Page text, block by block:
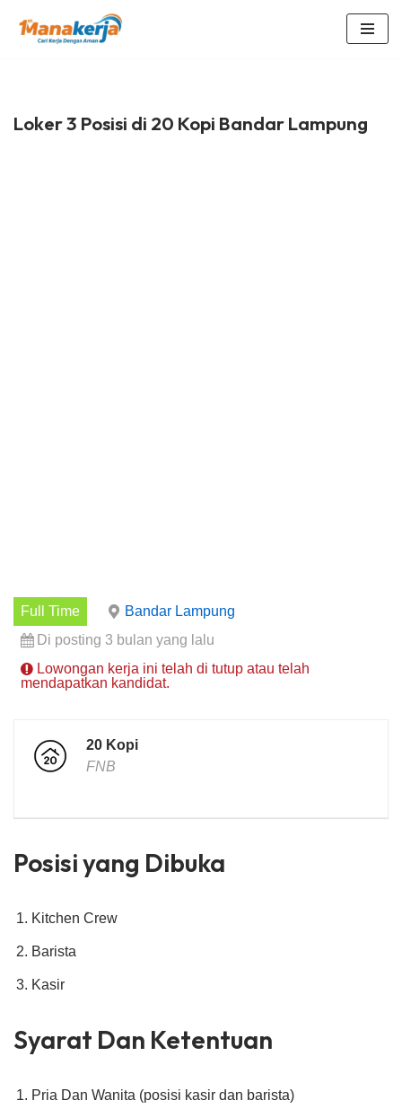
Loker 3 Posisi di 20 Kopi Bandar Lampung
Full Time
Bandar Lampung
Di posting 3 bulan yang lalu
Lowongan kerja ini telah di tutup atau telah
mendapatkan kandidat.
20 Kopi
FNB
Posisi yang Dibuka
Kitchen Crew
Barista
Kasir
Syarat Dan Ketentuan
Pria Dan Wanita (posisi kasir dan barista)